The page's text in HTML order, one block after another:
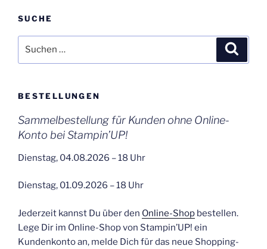
SUCHE
nach:
BESTELLUNGEN
Sammelbestellung für Kunden ohne Online-
Konto bei Stampin’UP!
Dienstag, 04.08.2026 – 18 Uhr
Dienstag, 01.09.2026 – 18 Uhr
Jederzeit kannst Du über den Online-Shop bestellen.
Lege Dir im Online-Shop von Stampin’UP! ein
Kundenkonto an, melde Dich für das neue Shopping-